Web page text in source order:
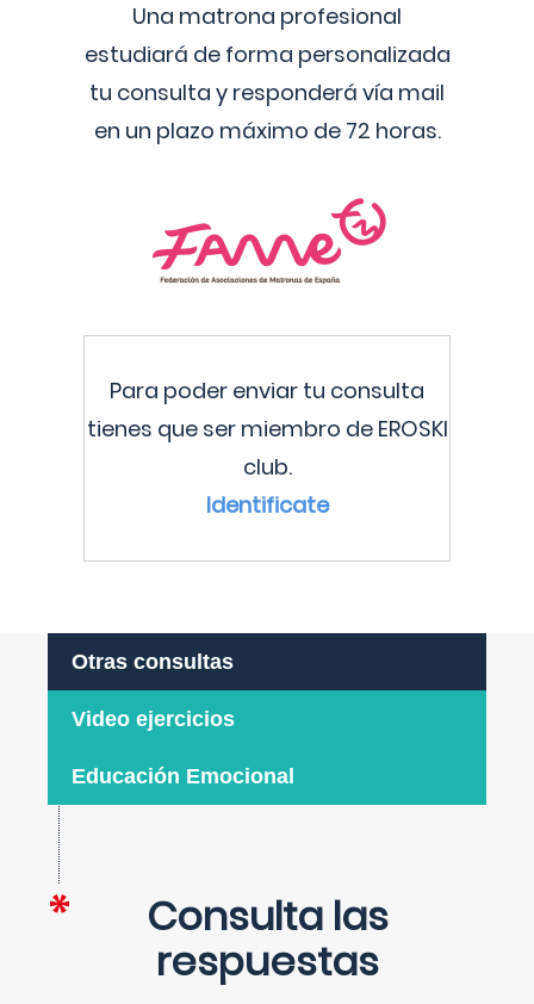
Una matrona profesional
estudiará de forma personalizada
tu consulta y responderá vía mail
en un plazo máximo de 72 horas.
Para poder enviar tu consulta
tienes que ser miembro de EROSKI
club.
Identificate
Otras consultas
Video ejercicios
Educación Emocional
Consulta las
respuestas